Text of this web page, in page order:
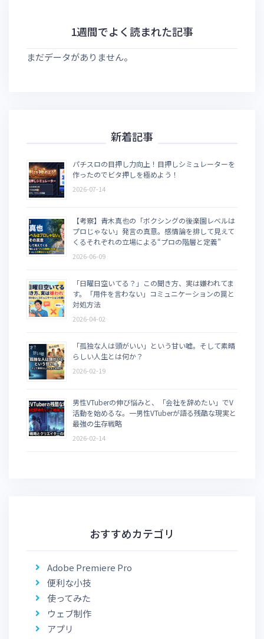
1週間でよく読まれた記事
まだデータがありません。
新着記事
パチスロの目押し力向上！目押しシミュレーターを
作ったのでビタ押しを極めよう！
2026-07-14
【考察】青木真也の「ボクシングの後楽園レベルは
プロじゃない」発言の真意。感情論を排して見えて
くるそれぞれの立場による“プロの階層と定義”
2026-06-09
「日曜日空いてる？」この聞き方、実は嫌われてま
す。「用件を言わない」コミュニケーションの罠と
対処方法
2026-04-02
「孤独な人は頭がいい」という甘い嘘。そして素晴
らしい人生とは何か？
2026-02-19
男性VTuberの伸び悩みと、「会社を辞めたい」でV
活動を始めるな。一男性VTuberが語る残酷な現実と
最強の生存戦略
2026-02-14
おすすめカテゴリ
Adobe Premiere Pro
便利な小技
使ってみた
ウェブ制作
アプリ